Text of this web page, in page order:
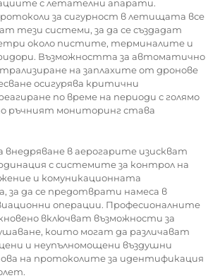
с летателни апарати.
за сигурност в летищата все
тези системи, за да се създадат
около пистите, терминалите и
Възможността за автоматично
на заплахите от дронове
осигурява критични
по време на периоди с голямо
ръчният мониторинг става
в аерогарите изискват
с системите за контрол на
и комуникационната
за да се предотврати намеса в
операции. Професионалните
включват възможности за
които могат да различават
и неупълномощени въздушни
на протоколите за идентификация